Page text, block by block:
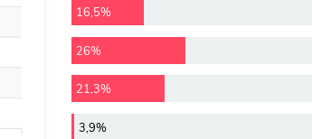
16,5%
26%
21,3%
3,9%